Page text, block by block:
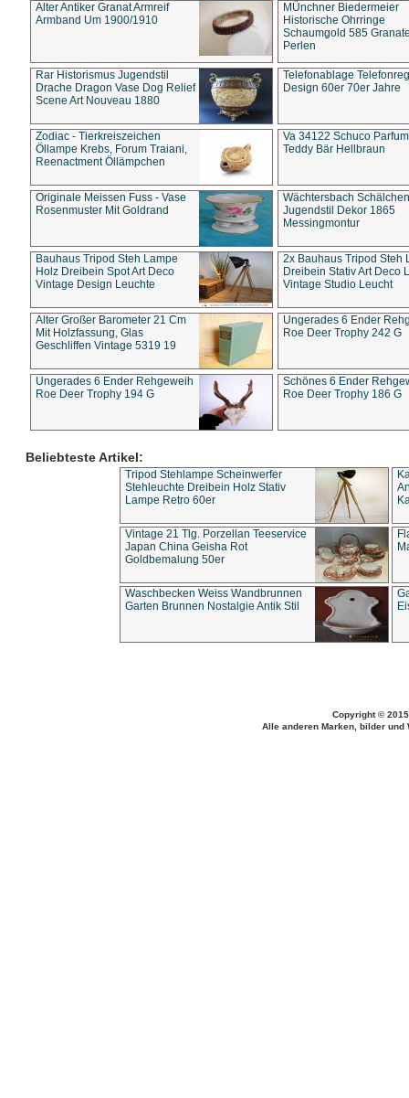
Alter Antiker Granat Armreif
Armband Um 1900/1910
MÜnchner Biedermeier
Historische Ohrringe
Schaumgold 585
Perlen
Rar Historismus Jugendstil
Drache Dragon Vase Dog Relief
Scene Art Nouveau 1880
Telefonablage
Design 60er 70er Jahre
Zodiac - Tierkreiszeichen
Öllampe Krebs, Forum Traiani,
Reenactment Öllämpchen
Va 34122 Schuco
Teddy Bär Hellbraun
Originale Meissen Fuss - Vase
Rosenmuster Mit Goldrand
Wächtersbach Schälchen
Jugendstil Dekor 1865
Messingmontur
Bauhaus Tripod Steh Lampe
Holz Dreibein Spot Art Deco
Vintage Design Leuchte
2x Bauhaus Tripod Steh
Dreibein Stativ Art Deco
Vintage Studio Leucht
Alter Großer Barometer 21 Cm
Mit Holzfassung, Glas
Geschliffen Vintage 5319 19
Ungerades 6 Ender
Roe Deer Trophy 242 G
Ungerades 6 Ender Rehgeweih
Roe Deer Trophy 194 G
Schönes 6 Ender
Roe Deer Trophy 186 G
Beliebteste Artikel:
Tripod Stehlampe Scheinwerfer
Stehleuchte Dreibein Holz Stativ
Lampe Retro 60er
Vintage 21 Tlg. Porzellan Teeservice
Japan China Geisha Rot
Goldbemalung 50er
Waschbecken Weiss Wandbrunnen
Garten Brunnen Nostalgie Antik Stil
Copyright ©
Alle anderen Marken, bilder und